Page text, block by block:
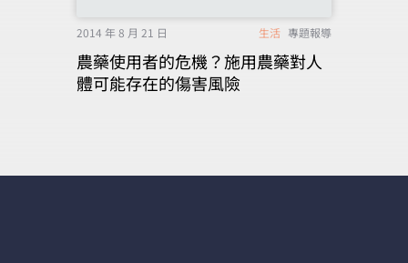
2014 年 8 月 21 日 生活 專題報導
農藥使用者的危機？施用農藥對人
體可能存在的傷害風險